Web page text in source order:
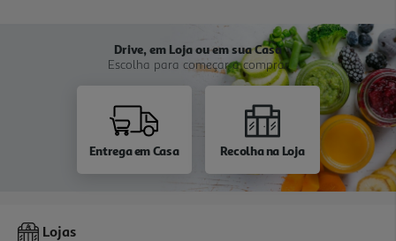
Drive, em Loja ou em sua Casa
Escolha para começar a comprar
Entrega em Casa Recolha na Loja
Lojas